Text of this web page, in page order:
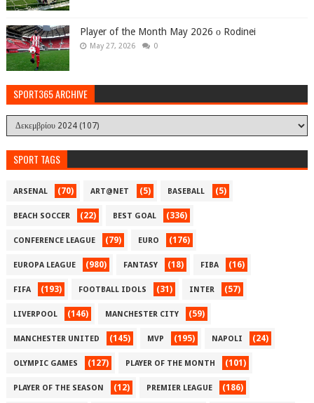
Player of the Month May 2026 ο Rodinei
May 27, 2026 0
SPORT365 ARCHIVE
SPORT TAGS
ARSENAL (70) ART@NET (5) BASEBALL (5)
BEACH SOCCER (22) BEST GOAL (336)
CONFERENCE LEAGUE (79) EURO (176)
EUROPA LEAGUE (980) FANTASY (18) FIBA (16)
FIFA (193) FOOTBALL IDOLS (31) INTER (57)
LIVERPOOL (146) MANCHESTER CITY (59)
MANCHESTER UNITED (145) MVP (195) NAPOLI (24)
OLYMPIC GAMES (127) PLAYER OF THE MONTH (101)
PLAYER OF THE SEASON (12) PREMIER LEAGUE (186)